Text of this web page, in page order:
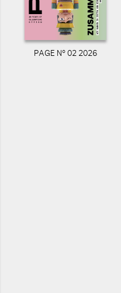
PAGE N° 02 2026